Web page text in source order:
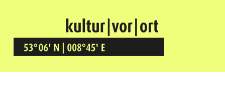
Kultur Vor Ort
BREMEN GRÖPELINGEN